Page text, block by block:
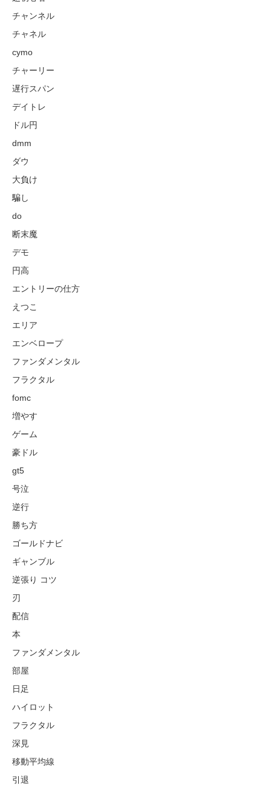
チャンネル
チャネル
cymo
チャーリー
遅行スパン
デイトレ
ドル円
dmm
ダウ
大負け
騙し
do
断末魔
デモ
円高
エントリーの仕方
えつこ
エリア
エンベロープ
ファンダメンタル
フラクタル
fomc
増やす
ゲーム
豪ドル
gt5
号泣
逆行
勝ち方
ゴールドナビ
ギャンブル
逆張り コツ
刃
配信
本
ファンダメンタル
部屋
日足
ハイロット
フラクタル
深見
移動平均線
引退